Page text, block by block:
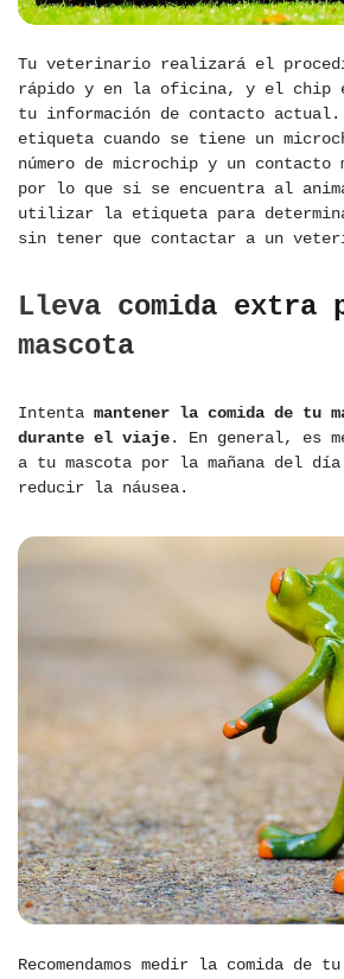
Tu veterinario realizará el
rápido y en la oficina, y el chip
tu información de contacto actual.
etiqueta cuando se tiene un
número de microchip y un contacto
por lo que si se encuentra al
utilizar la etiqueta para
sin tener que contactar a un
Lleva comida extra
mascota
Intenta mantener la comida de tu
durante el viaje. En general, es
a tu mascota por la mañana del
reducir la náusea.
Recomendamos medir la comida de